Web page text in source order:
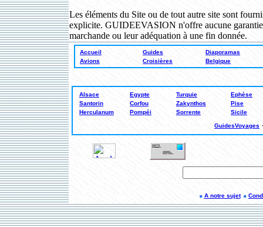
Les éléments du Site ou de tout autre site sont
explicite. GUIDEEVASION n'offre aucune
marchande ou leur adéquation à une fin donnée.
Accueil Guides
Diaporamas
Avions
Croisières Belgique
Alsace Egypte Turquie
Ephèse
Santorin
Corfou Zakynthos
Pise
Herculanum
Pompéi Sorrente Sicile
GuidesVoyages
A notre sujet